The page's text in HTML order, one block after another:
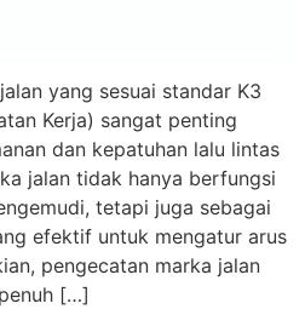
yang sesuai standar K3
Kerja) sangat penting
dan kepatuhan lalu lintas
jalan tidak hanya berfungsi
tetapi juga sebagai
efektif untuk mengatur arus
pengecatan marka jalan
[…]